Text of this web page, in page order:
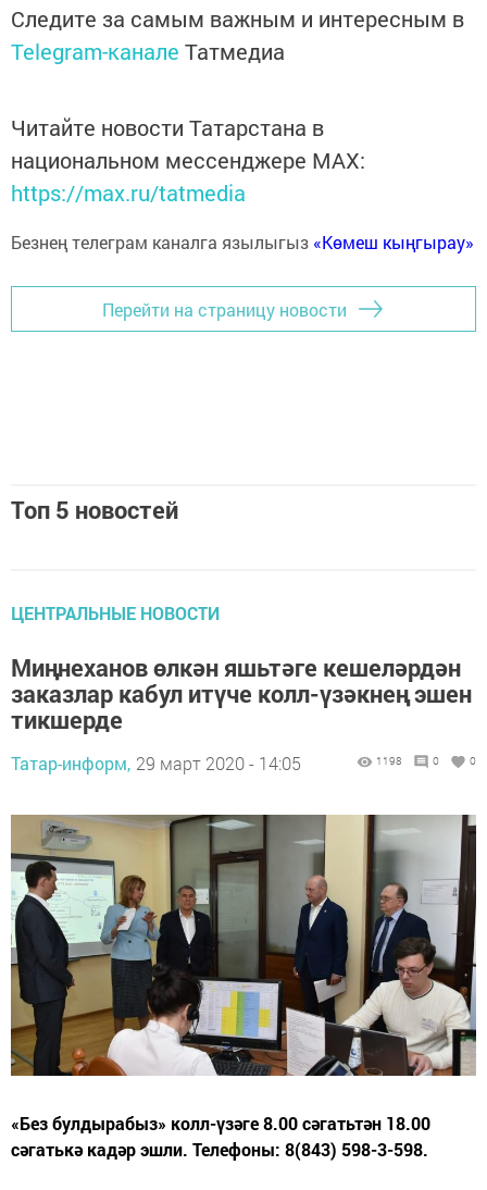
Следите за самым важным и интересным в
Telegram-канале Татмедиа
Читайте новости Татарстана в
национальном мессенджере MАХ:
https://max.ru/tatmedia
Безнең телеграм каналга язылыгыз «Көмеш кыңгырау»
Перейти на страницу новости
Топ 5 новостей
ЦЕНТРАЛЬНЫЕ НОВОСТИ
Миңнеханов өлкән яшьтәге кешеләрдән
заказлар кабул итүче колл-үзәкнең эшен
тикшерде
Татар-информ, 29 март 2020 - 14:05 1198 0 0
«Без булдырабыз» колл-үзәге 8.00 сәгатьтән 18.00
сәгатькә кадәр эшли. Телефоны: 8(843) 598-3-598.